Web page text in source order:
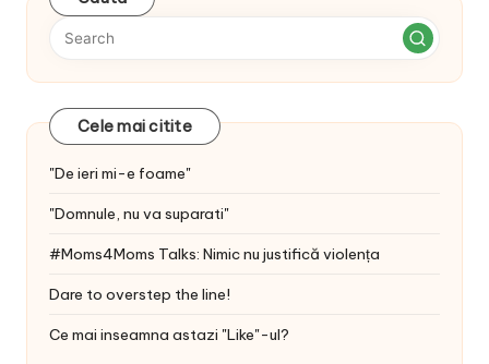
Cele mai citite
"De ieri mi-e foame"
"Domnule, nu va suparati"
#Moms4Moms Talks: Nimic nu justifică violența
Dare to overstep the line!
Ce mai inseamna astazi "Like"-ul?